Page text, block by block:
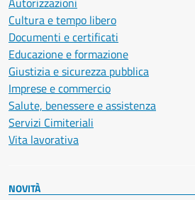
Cultura e tempo libero
Documenti e certificati
Educazione e formazione
Giustizia e sicurezza pubblica
Imprese e commercio
Salute, benessere e assistenza
Servizi Cimiteriali
Vita lavorativa
NOVITÀ